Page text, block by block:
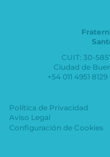
CUIT: 30-
Ciudad de
+54 011 4951
Política de Privacidad
Aviso Legal
Configuración de Cookies